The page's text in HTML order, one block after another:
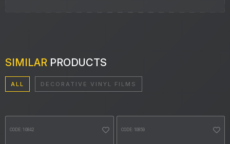
SIMILAR PRODUCTS
ALL DECORATIVE VINYL FILMS
CODE: 10842 CODE: 10859